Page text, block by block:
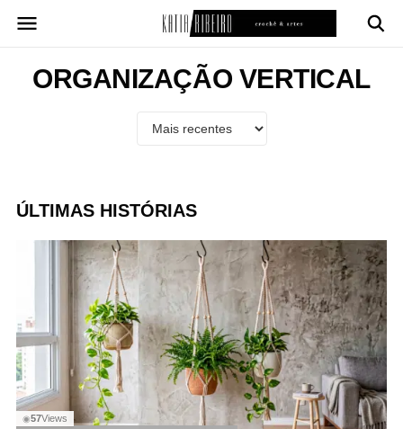
para
conteúdoORGANIZAÇÃO VERTICAL
ÚLTIMAS HISTÓRIAS
◉57Views